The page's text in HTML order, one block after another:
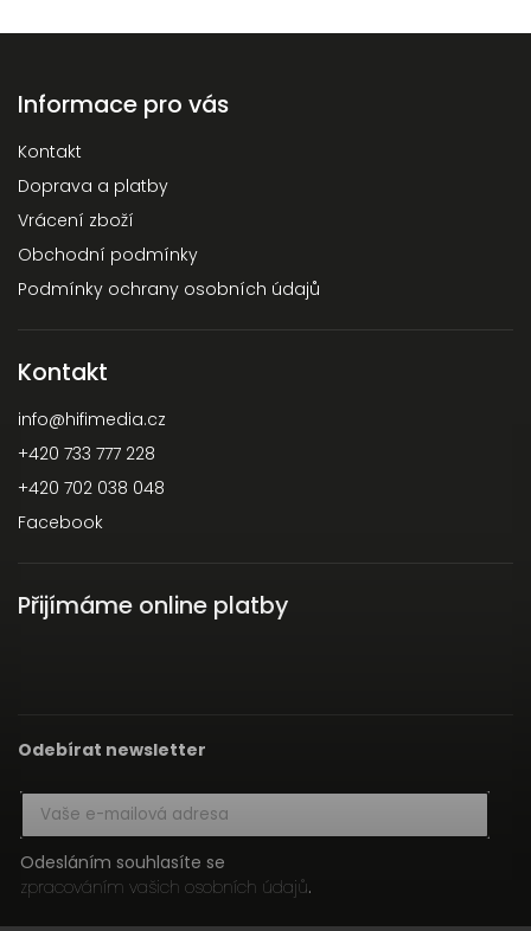
Informace pro vás
Kontakt
Doprava a platby
Vrácení zboží
Obchodní podmínky
Podmínky ochrany osobních údajů
Kontakt
info@hifimedia.cz
+420 733 777 228
+420 702 038 048
Facebook
Přijímáme online platby
Odebírat newsletter
Odesláním souhlasíte se
zpracováním vašich osobních údajů.